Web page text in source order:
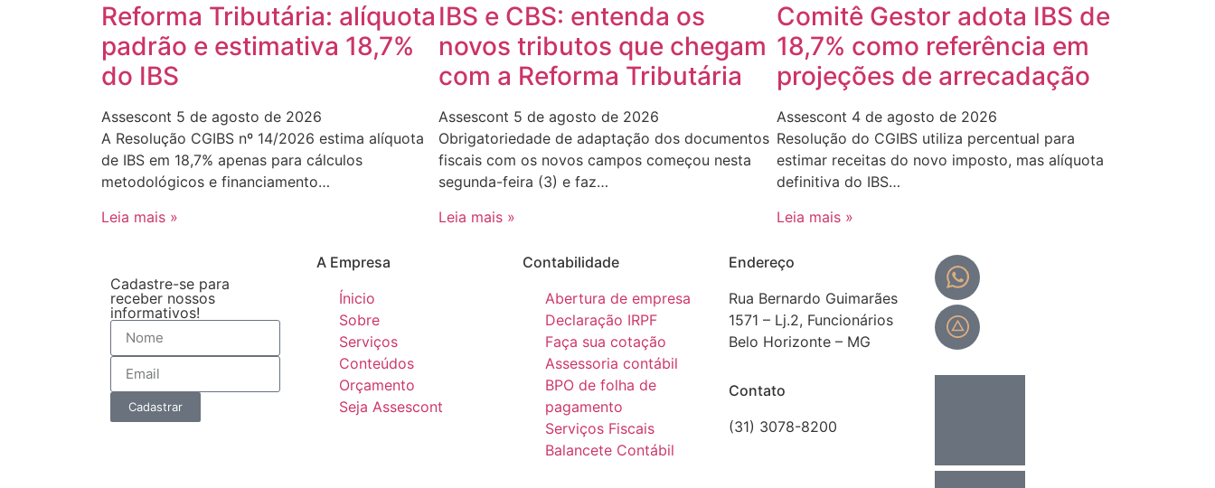
Reforma Tributária: alíquota
padrão e estimativa 18,7%
do IBS
Assescont 5 de agosto de 2026
A Resolução CGIBS nº 14/2026 estima alíquota
de IBS em 18,7% apenas para cálculos
metodológicos e financiamento…
Leia mais »
IBS e CBS: entenda os
novos tributos que chegam
com a Reforma Tributária
Assescont 5 de agosto de 2026
Obrigatoriedade de adaptação dos documentos
fiscais com os novos campos começou nesta
segunda-feira (3) e faz…
Leia mais »
Comitê Gestor adota IBS de
18,7% como referência em
projeções de arrecadação
Assescont 4 de agosto de 2026
Resolução do CGIBS utiliza percentual para
estimar receitas do novo imposto, mas alíquota
definitiva do IBS…
Leia mais »
Cadastre-se para
receber nossos
informativos!
Cadastrar
A Empresa
Ínicio
Sobre
Serviços
Conteúdos
Orçamento
Seja Assescont
Contabilidade
Abertura de empresa
Declaração IRPF
Faça sua cotação
Assessoria contábil
BPO de folha de
pagamento
Serviços Fiscais
Balancete Contábil
Endereço
Rua Bernardo Guimarães
1571 – Lj.2, Funcionários
Belo Horizonte – MG
Contato
(31) 3078-8200
Portal do cliente